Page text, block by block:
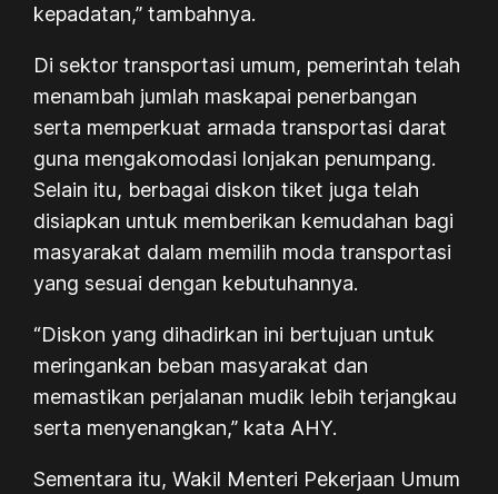
kepadatan,” tambahnya.
Di sektor transportasi umum, pemerintah telah
menambah jumlah maskapai penerbangan
serta memperkuat armada transportasi darat
guna mengakomodasi lonjakan penumpang.
Selain itu, berbagai diskon tiket juga telah
disiapkan untuk memberikan kemudahan bagi
masyarakat dalam memilih moda transportasi
yang sesuai dengan kebutuhannya.
“Diskon yang dihadirkan ini bertujuan untuk
meringankan beban masyarakat dan
memastikan perjalanan mudik lebih terjangkau
serta menyenangkan,” kata AHY.
Sementara itu, Wakil Menteri Pekerjaan Umum